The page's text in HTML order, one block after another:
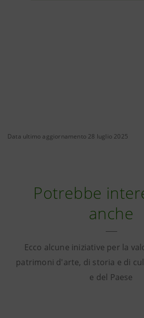
Data ultimo aggiornamento 28 luglio 2025
Potrebbe
anche
Ecco alcune iniziative per la
patrimoni d'arte, di storia e di
e del Paese